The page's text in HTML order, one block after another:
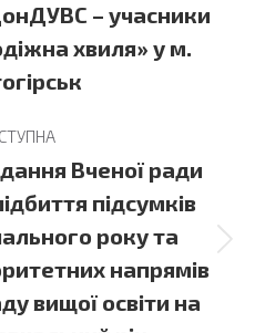
Previous
post:
– учасники
хвиля» у м.
Next
post:
Вченої ради
підсумків
року та
напрямів
вищої освіти на